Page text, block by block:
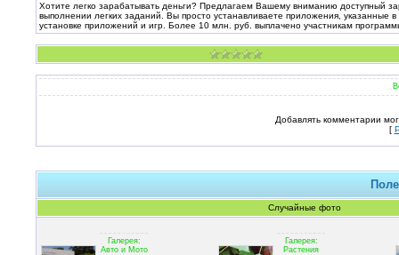
Хотите легко зарабатывать деньги? Предлагаем Вашему вниманию доступный
выполнении легких заданий. Вы просто устанавливаете приложения,
установке приложений и игр. Более 10 млн. руб. выплачено участникам
Добавлять комментарии
[
Случайные фото
Галерея:
Авто и Мото
Галерея:
Растения